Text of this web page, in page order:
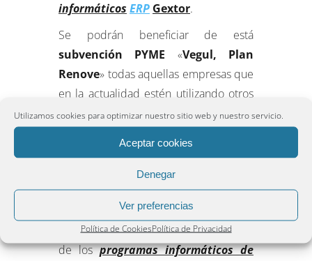
Utilizamos cookies para optimizar nuestro sitio web y nuestro servicio.
Aceptar cookies
Denegar
Ver preferencias
Política de CookiesPolítica de Privacidad
informáticos ERP Gextor.
Se podrán beneficiar de está
subvención PYME «Vegul, Plan
Renove» todas aquellas empresas que
en la actualidad estén utilizando otros
programas informáticoscomo por
Golden
SQL Pyme
también los que tengan
programas con desarrollo a medida
que estén buscando realizar un cambio
de losprogramas informáticos de